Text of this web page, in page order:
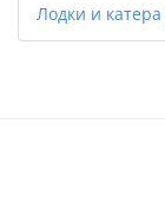
Лодки и катера